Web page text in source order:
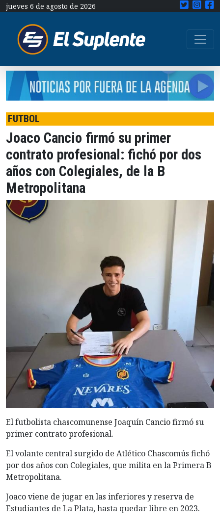
jueves 6 de agosto de 2026
FUTBOL
Joaco Cancio firmó su primer
contrato profesional: fichó por dos
años con Colegiales, de la B
Metropolitana
El futbolista chascomunense Joaquín Cancio firmó su
primer contrato profesional.
El volante central surgido de Atlético Chascomús fichó
por dos años con Colegiales, que milita en la Primera B
Metropolitana.
Joaco viene de jugar en las inferiores y reserva de
Estudiantes de La Plata, hasta quedar libre en 2023.